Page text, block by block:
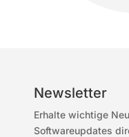
Newsletter
Erhalte wichtige
Softwareupdates